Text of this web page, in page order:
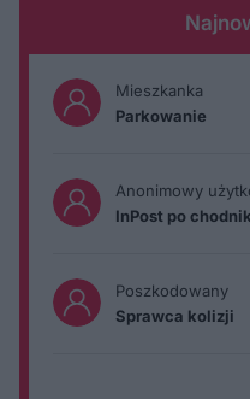
Mieszkanka
Parkowanie
Anonimowy
InPost po
Poszkodowany
Sprawca kolizji